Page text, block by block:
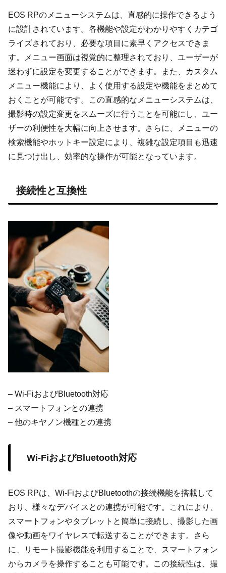
EOS RPのメニューシステムは、直感的に操作できるよう
に設計されています。各機能や設定がわかりやすくカテゴ
ライズされており、必要な項目に素早くアクセスできま
す。メニュー画面は視覚的に整理されており、ユーザーが
迷わずに設定を変更することができます。また、カスタム
メニュー機能により、よく使用する設定や機能をまとめて
おくことが可能です。この直感的なメニューシステムは、
撮影時の設定変更をスムーズに行うことを可能にし、ユー
ザーの利便性を大幅に向上させます。さらに、メニューの
検索機能やホットキー設定により、複雑な設定項目も迅速
に見つけ出し、効率的な操作が可能となっています。
接続性と互換性
– Wi-FiおよびBluetooth対応
– スマートフォンとの連携
– 他のキヤノン機種との連携
Wi-FiおよびBluetooth対応
EOS RPは、Wi-FiおよびBluetoothの接続機能を搭載して
おり、様々なデバイスとの連携が可能です。これにより、
スマートフォンやタブレットと簡単に接続し、撮影した画
像や動画をワイヤレスで転送することができます。さら
に、リモート撮影機能を利用することで、スマートフォン
からカメラを操作することも可能です。この接続性は、撮